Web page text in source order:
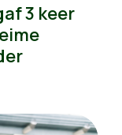
3 keer